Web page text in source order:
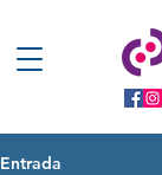
Entrada